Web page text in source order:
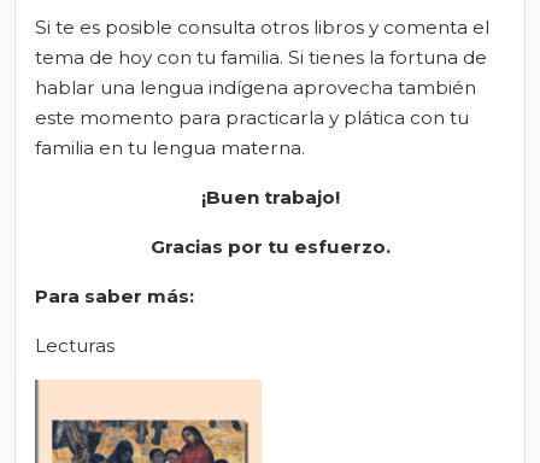
Si te es posible consulta otros libros y comenta el
tema de hoy con tu familia. Si tienes la fortuna de
hablar una lengua indígena aprovecha también
este momento para practicarla y plática con tu
familia en tu lengua materna.
¡Buen trabajo!
Gracias por tu esfuerzo.
Para saber más:
Lecturas